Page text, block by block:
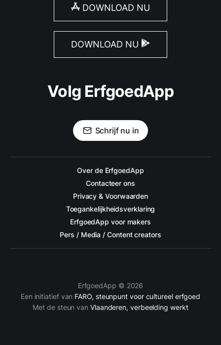
DOWNLOAD NU
DOWNLOAD NU
Volg ErfgoedApp
Schrijf nu in
Over de ErfgoedApp
Contacteer ons
Privacy & Voorwaarden
Toegankelijkheidsverklaring
ErfgoedApp voor makers
Pers / Media / Content creators
ErfgoedApp © 2026
Een initiatief van FARO, steunpunt voor cultureel erfgoed
Met de steun van Vlaanderen, verbeelding werkt